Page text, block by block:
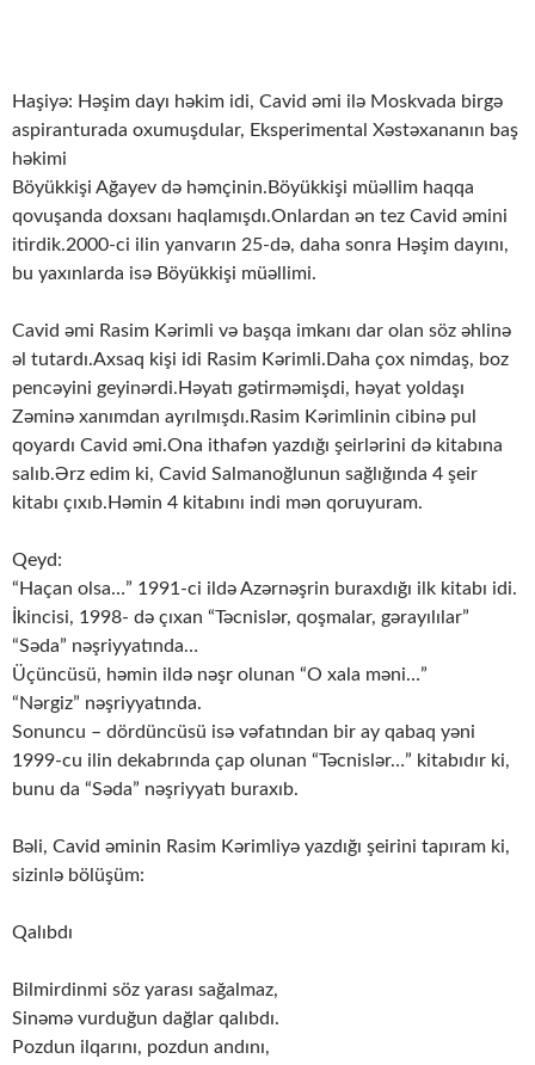
Haşiyə: Həşim dayı həkim idi, Cavid əmi ilə Moskvada birgə
aspiranturada oxumuşdular, Eksperimental Xəstəxananın baş
həkimi
Böyükkişi Ağayev də həmçinin.Böyükkişi müəllim haqqa
qovuşanda doxsanı haqlamışdı.Onlardan ən tez Cavid əmini
itirdik.2000-ci ilin yanvarın 25-də, daha sonra Həşim dayını,
bu yaxınlarda isə Böyükkişi müəllimi.
Cavid əmi Rasim Kərimli və başqa imkanı dar olan söz əhlinə
əl tutardı.Axsaq kişi idi Rasim Kərimli.Daha çox nimdaş, boz
pencəyini geyinərdi.Həyatı gətirməmişdi, həyat yoldaşı
Zəminə xanımdan ayrılmışdı.Rasim Kərimlinin cibinə pul
qoyardı Cavid əmi.Ona ithafən yazdığı şeirlərini də kitabına
salıb.Ərz edim ki, Cavid Salmanoğlunun sağlığında 4 şeir
kitabı çıxıb.Həmin 4 kitabını indi mən qoruyuram.
Qeyd:
“Haçan olsa…” 1991-ci ildə Azərnəşrin buraxdığı ilk kitabı idi.
İkincisi, 1998- də çıxan “Təcnislər, qoşmalar, gərayılılar”
“Səda” nəşriyyatında…
Üçüncüsü, həmin ildə nəşr olunan “O xala məni…”
“Nərgiz” nəşriyyatında.
Sonuncu – dördüncüsü isə vəfatından bir ay qabaq yəni
1999-cu ilin dekabrında çap olunan “Təcnislər…” kitabıdır ki,
bunu da “Səda” nəşriyyatı buraxıb.
Bəli, Cavid əminin Rasim Kərimliyə yazdığı şeirini tapıram ki,
sizinlə bölüşüm:
Qalıbdı
Bilmirdinmi söz yarası sağalmaz,
Sinəmə vurduğun dağlar qalıbdı.
Pozdun ilqarını, pozdun andını,